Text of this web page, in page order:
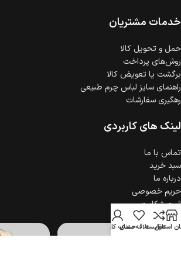
گارانتی معتبر برای تمامی محصولات ارائهخدمات مشتریان
حمل‌ و تحویل کالا
روش‌های پرداخت
برگشت یا تعویض کالا
راهنمای سایز لباس چرم طبیعی
رهگیری سفارشات
لینک های کاربردی
تماس با ما
سبد خرید
درباره ما
حریم خصوصی
ثبت شکایت
استایلمقایسهعلاقه مندی
حساب کاربری